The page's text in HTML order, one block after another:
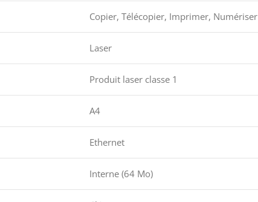
Copier, Télécopier, Imprimer, Numériser
Laser
Produit laser classe 1
A4
Ethernet
Interne (64 Mo)